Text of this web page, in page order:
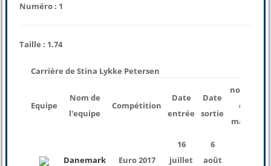
Numéro : 1
Taille : 1.74
Carrière de Stina Lykke Petersen
Equipe
Nom de
l'equipe
Compétition
Date
entrée
Date
sortie
nombre
des
matchs
Danemark Euro 2017
16
juillet
6
août